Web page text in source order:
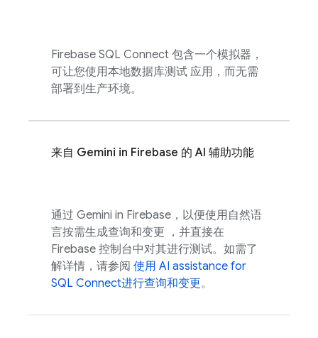
Firebase SQL Connect 包含一个模拟器，
可让您使用本地数据库测试 应用，而无需
部署到生产环境。
来自 Gemini in Firebase 的 AI 辅助功能
通过 Gemini in Firebase ，以便使用自然语
言按需生成查询和变更 ，并直接在
Firebase 控制台中对其进行测试。如需了
解详情，请参阅 使用 AI assistance for
SQL Connect进行查询和变更。